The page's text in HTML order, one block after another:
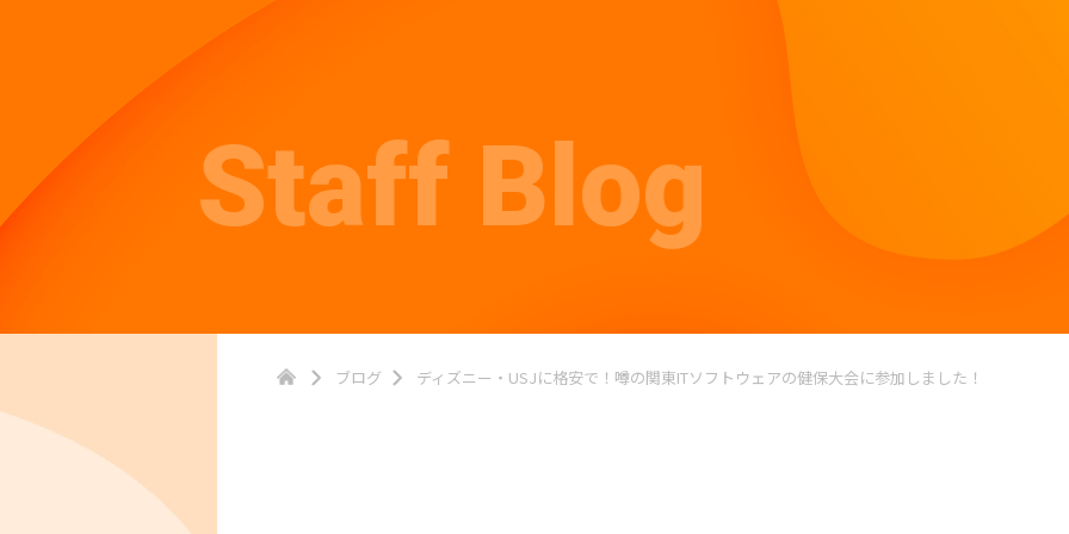
Staff Blog
ブログ ディズニー・USJに格安で！噂の関東ITソフトウェアの健保大会に参加しました！